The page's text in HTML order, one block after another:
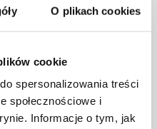
O plikach cookies
cookie
spersonalizowania treści
społecznościowe i
Informacje o tym, jak